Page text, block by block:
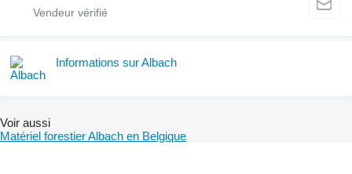
Informations sur Albach
Voir aussi
Matériel forestier Albach en Belgique